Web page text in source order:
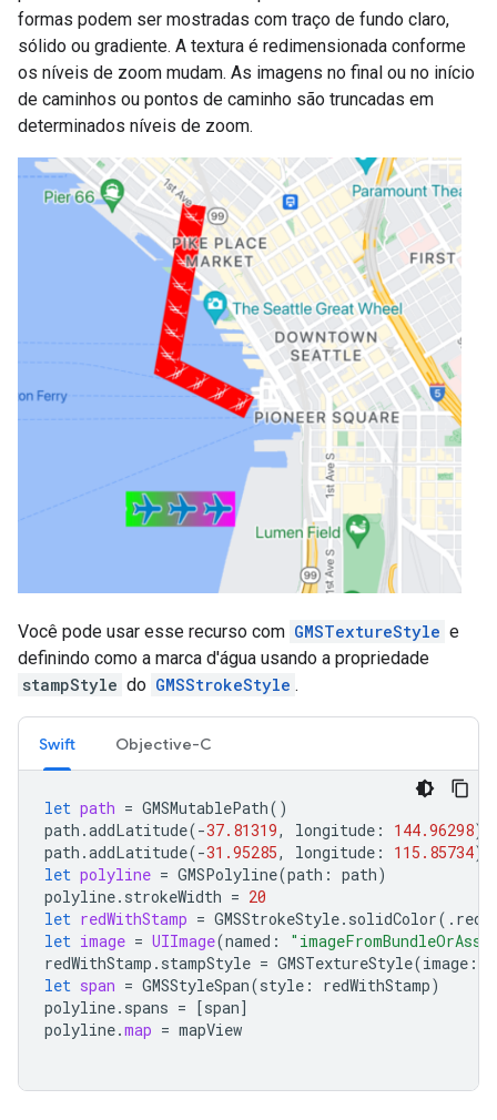
formas podem ser mostradas com traço de fundo claro,
sólido ou gradiente. A textura é redimensionada conforme
os níveis de zoom mudam. As imagens no final ou no início
de caminhos ou pontos de caminho são truncadas em
determinados níveis de zoom.
Você pode usar esse recurso com GMSTextureStyle e
definindo como a marca d'água usando a propriedade
stampStyle do GMSStrokeStyle .
Swift Objective-C
let path = GMSMutablePath()
path .addLatitude(-37.81319, longitude : 144.96298)
path .addLatitude(-31.95285, longitude : 115.85734)
let polyline = GMSPolyline(path : path)
polyline. strokeWidth = 20
let redWithStamp = GMSStrokeStyle. solidColor(. red
let image = UIImage(named :
redWithStamp . stampStyle = GMSTextureStyle(image :
let span = GMSStyleSpan(style : redWithStamp)
polyline. spans = [span]
polyline.map = mapView